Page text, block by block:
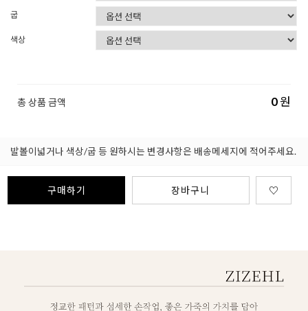
굽
색상
총 상품 금액 0원
발볼이넓거나 색상/굽 등 원하시는 변경사항은 배송메세지에 적어주세요.
구매하기 장바구니 ♡